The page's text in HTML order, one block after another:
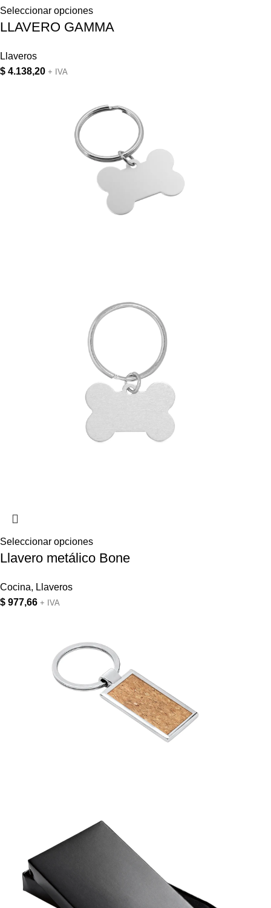
Seleccionar opciones
LLAVERO GAMMA
Llaveros
$ 4.138,20 + IVA
Seleccionar opciones
Llavero metálico Bone
Cocina, Llaveros
$ 977,66 + IVA